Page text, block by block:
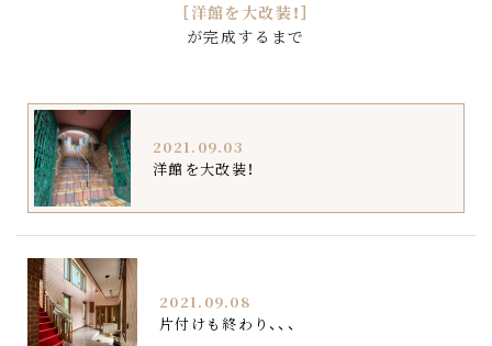
［洋館を大改装！］
が完成するまで
2021.09.03
洋館を大改装！
2021.09.08
片付けも終わり、、、